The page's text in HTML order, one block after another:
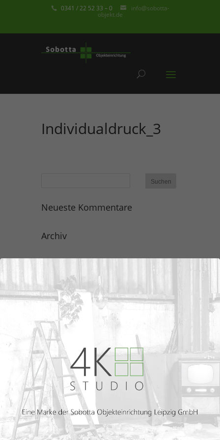
0341 / 22 52 33 – 0 info@sobotta-
objekt.de
Individualdruck_3
Neueste Kommentare
Archiv
Keine Kategorien
Meta
Anmelden
Eintrags-Feed
Kommentar-Feed
WordPress.org
Über uns